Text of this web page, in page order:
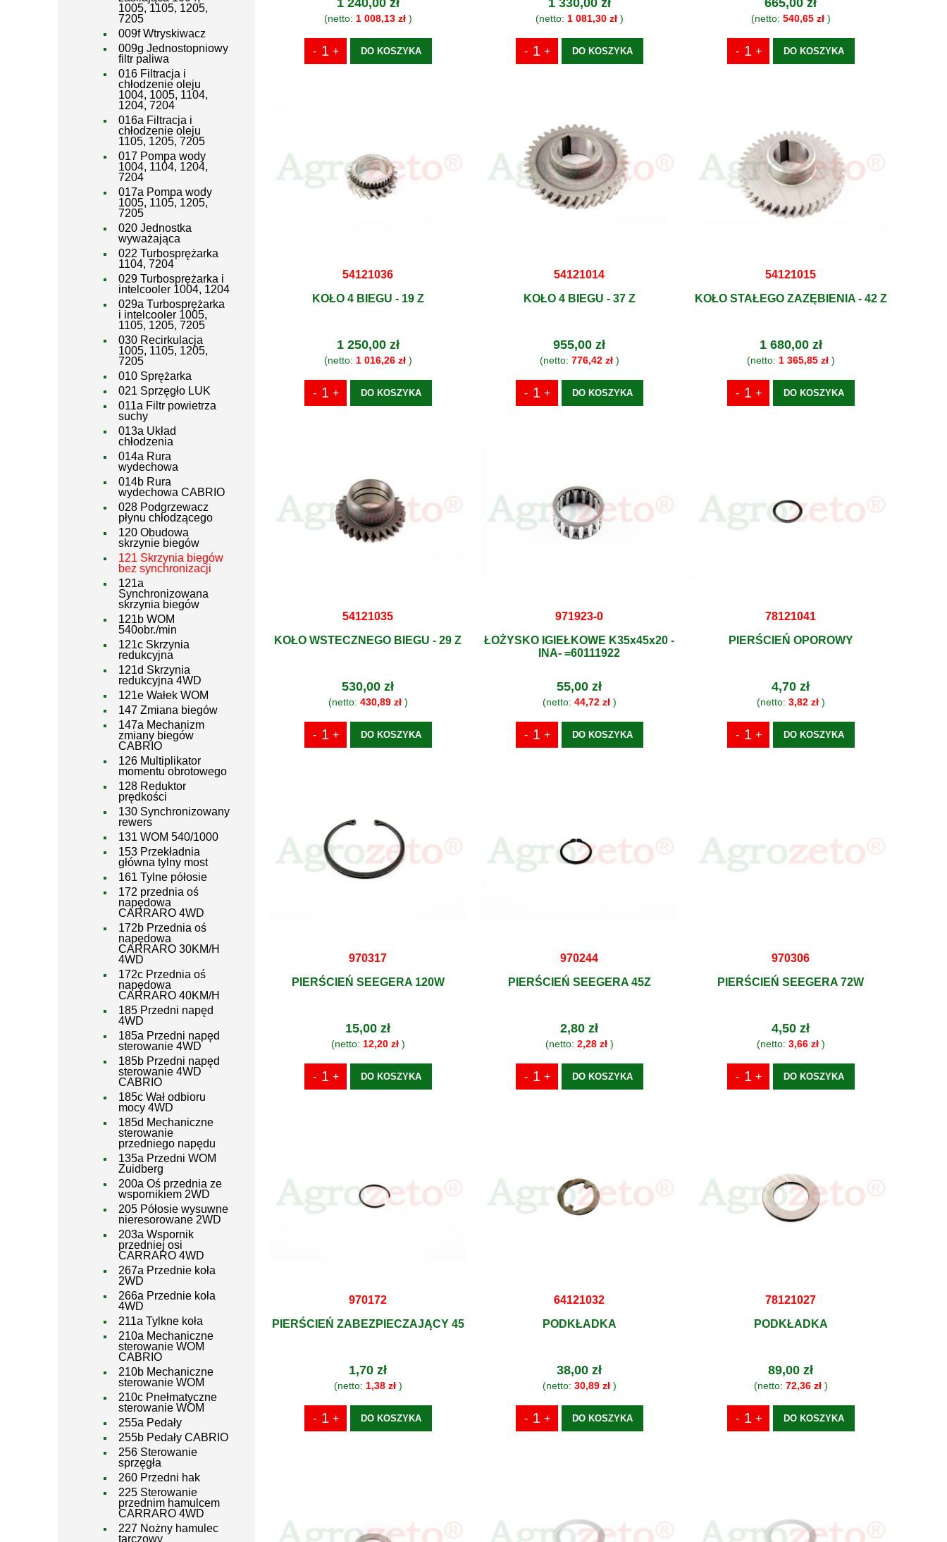
1005, 1105, 1205,
7205
009f Wtryskiwacz
009g Jednostopniowy
filtr paliwa
016 Filtracja i
chłodzenie oleju
1004, 1005, 1104,
1204, 7204
016a Filtracja i
chłodzenie oleju
1105, 1205, 7205
017 Pompa wody
1004, 1104, 1204,
7204
017a Pompa wody
1005, 1105, 1205,
7205
020 Jednostka
wyważająca
022 Turbosprężarka
1104, 7204
029 Turbosprężarka i
intelcooler 1004, 1204
029a Turbosprężarka
i intelcooler 1005,
1105, 1205, 7205
030 Recirkulacja
1005, 1105, 1205,
7205
010 Sprężarka
021 Sprzęgło LUK
011a Filtr powietrza
suchy
013a Układ
chłodzenia
014a Rura
wydechowa
014b Rura
wydechowa CABRIO
028 Podgrzewacz
płynu chłodzącego
120 Obudowa
skrzynie biegów
121 Skrzynia biegów
bez synchronizacji
121a
Synchronizowana
skrzynia biegów
121b WOM
540obr./min
121c Skrzynia
redukcyjna
121d Skrzynia
redukcyjna 4WD
121e Wałek WOM
147 Zmiana biegów
147a Mechanizm
zmiany biegów
CABRIO
126 Multiplikator
momentu obrotowego
128 Reduktor
prędkości
130 Synchronizowany
rewers
131 WOM 540/1000
153 Przekładnia
główna tylny most
161 Tylne półosie
172 przednia oś
napędowa
CARRARO 4WD
172b Przednia oś
napędowa
CARRARO 30KM/H
4WD
172c Przednia oś
napędowa
CARRARO 40KM/H
185 Przedni napęd
4WD
185a Przedni napęd
sterowanie 4WD
185b Przedni napęd
sterowanie 4WD
CABRIO
185c Wał odbioru
mocy 4WD
185d Mechaniczne
sterowanie
przedniego napędu
135a Przedni WOM
Zuidberg
200a Oś przednia ze
wspornikiem 2WD
205 Półosie wysuwne
nieresorowane 2WD
203a Wspornik
przedniej osi
CARRARO 4WD
267a Przednie koła
2WD
266a Przednie koła
4WD
211a Tylkne koła
210a Mechaniczne
sterowanie WOM
CABRIO
210b Mechaniczne
sterowanie WOM
210c Pnełmatyczne
sterowanie WOM
255a Pedały
255b Pedały CABRIO
256 Sterowanie
sprzęgła
260 Przedni hak
225 Sterowanie
przednim hamulcem
CARRARO 4WD
227 Nożny hamulec
tarczowy
1 240,00 zł
(netto: 1 008,13 zł)
DO KOSZYKA
1 330,00 zł
(netto: 1 081,30 zł)
DO KOSZYKA
665,00 zł
(netto: 540,65 zł)
DO KOSZYKA
54121036
KOŁO 4 BIEGU - 19 Z
1 250,00 zł
(netto: 1 016,26 zł)
DO KOSZYKA
54121014
KOŁO 4 BIEGU - 37 Z
955,00 zł
(netto: 776,42 zł)
DO KOSZYKA
54121015
KOŁO STAŁEGO ZAZĘBIENIA - 42 Z
1 680,00 zł
(netto: 1 365,85 zł)
DO KOSZYKA
54121035
KOŁO WSTECZNEGO BIEGU - 29 Z
530,00 zł
(netto: 430,89 zł)
DO KOSZYKA
971923-0
ŁOŻYSKO IGIEŁKOWE K35x45x20 -
INA- =60111922
55,00 zł
(netto: 44,72 zł)
DO KOSZYKA
78121041
PIERŚCIEŃ OPOROWY
4,70 zł
(netto: 3,82 zł)
DO KOSZYKA
970317
PIERŚCIEŃ SEEGERA 120W
15,00 zł
(netto: 12,20 zł)
DO KOSZYKA
970244
PIERŚCIEŃ SEEGERA 45Z
2,80 zł
(netto: 2,28 zł)
DO KOSZYKA
970306
PIERŚCIEŃ SEEGERA 72W
4,50 zł
(netto: 3,66 zł)
DO KOSZYKA
970172
PIERŚCIEŃ ZABEZPIECZAJĄCY 45
1,70 zł
(netto: 1,38 zł)
DO KOSZYKA
64121032
PODKŁADKA
38,00 zł
(netto: 30,89 zł)
DO KOSZYKA
78121027
PODKŁADKA
89,00 zł
(netto: 72,36 zł)
DO KOSZYKA